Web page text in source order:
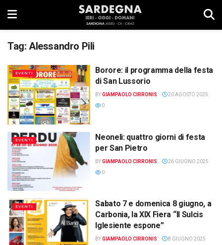
Tag: Alessandro Pili
EVENTI
Borore: il programma della festa
di San Lussorio
BYGIAMPAOLO CIRRONIS
20 AGOSTO 2025
0
EVENTI
Neoneli: quattro giorni di festa
per San Pietro
BYGIAMPAOLO CIRRONIS
26 GIUGNO 2025
0
EVENTI
Sabato 7 e domenica 8 giugno, a
Carbonia, la XIX Fiera “Il Sulcis
Iglesiente espone”
BYGIAMPAOLO CIRRONIS
8 GIUGNO 2025